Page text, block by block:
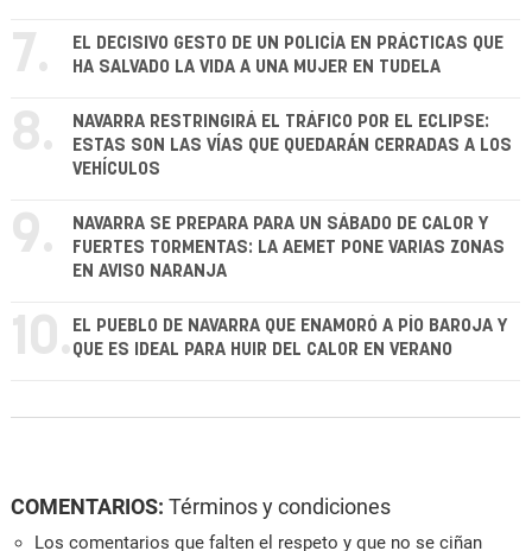
7.
EL DECISIVO GESTO DE UN POLICÍA EN PRÁCTICAS QUE
HA SALVADO LA VIDA A UNA MUJER EN TUDELA
8.
NAVARRA RESTRINGIRÁ EL TRÁFICO POR EL ECLIPSE:
ESTAS SON LAS VÍAS QUE QUEDARÁN CERRADAS A LOS
VEHÍCULOS
9.
NAVARRA SE PREPARA PARA UN SÁBADO DE CALOR Y
FUERTES TORMENTAS: LA AEMET PONE VARIAS ZONAS
EN AVISO NARANJA
10. EL PUEBLO DE NAVARRA QUE ENAMORÓ A PÍO BAROJA Y
QUE ES IDEAL PARA HUIR DEL CALOR EN VERANO
COMENTARIOS: Términos y condiciones
Los comentarios que falten el respeto y que no se ciñan